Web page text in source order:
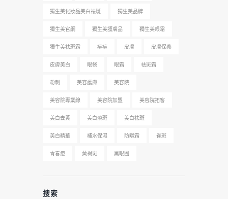
獨生美化妝品美白祛斑 獨生美品牌
獨生美官網 獨生美護膚品 獨生美眼霜
獨生美祛斑霜 痘痘 皮膚 皮膚保養
皮膚美白 眼袋 眼霜 祛斑霜
粉刺 美容護膚 美容院
美容院專業線 美容院加盟 美容院拓客
美白去黃 美白淡斑 美白祛斑
美白精華 補水保濕 防曬霜 雀斑
青春痘 黃褐斑 黑眼圈
搜索